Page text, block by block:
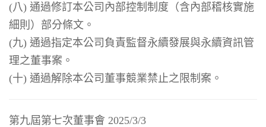
(八) 通過修訂本公司內部控制制度（含內部稽核實施
細則）部分條文。
(九) 通過指定本公司負責監督永續發展與永續資訊管
理之董事案。
(十) 通過解除本公司董事競業禁止之限制案。
第九屆第七次董事會 2025/3/3